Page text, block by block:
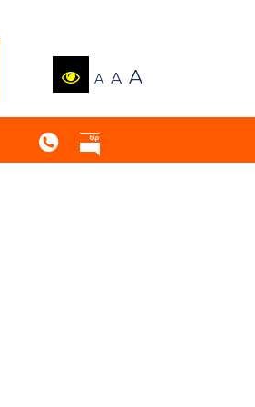
A A A